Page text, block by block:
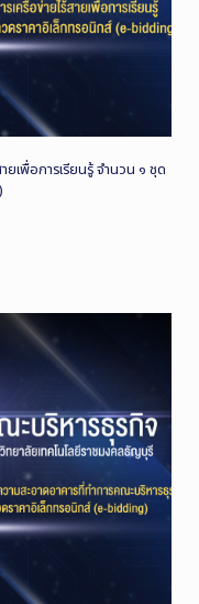
ยเพื่อการเรียนรู้ จำนวน ๑ ชุด